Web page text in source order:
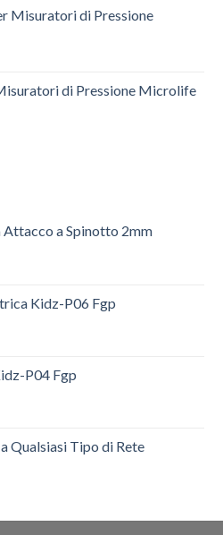
Misuratori di Pressione
di Pressione Microlife
a Spinotto 2mm
Kidz-P06 Fgp
P04 Fgp
Qualsiasi Tipo di Rete